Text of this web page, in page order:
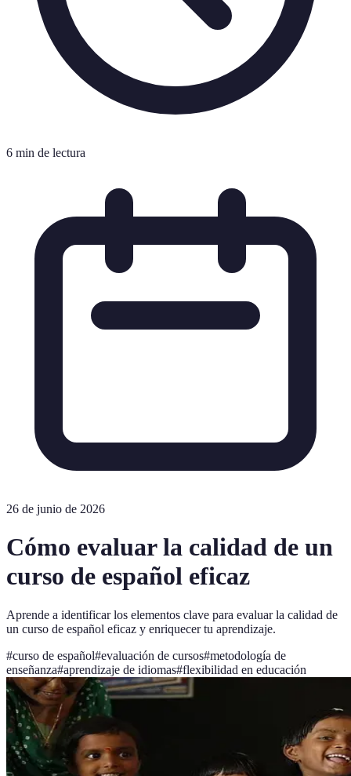
6 min de lectura
26 de junio de 2026
Cómo evaluar la calidad de un
curso de español eficaz
Aprende a identificar los elementos clave para evaluar la calidad de
un curso de español eficaz y enriquecer tu aprendizaje.
#curso de español#evaluación de cursos#metodología de
enseñanza#aprendizaje de idiomas#flexibilidad en educación